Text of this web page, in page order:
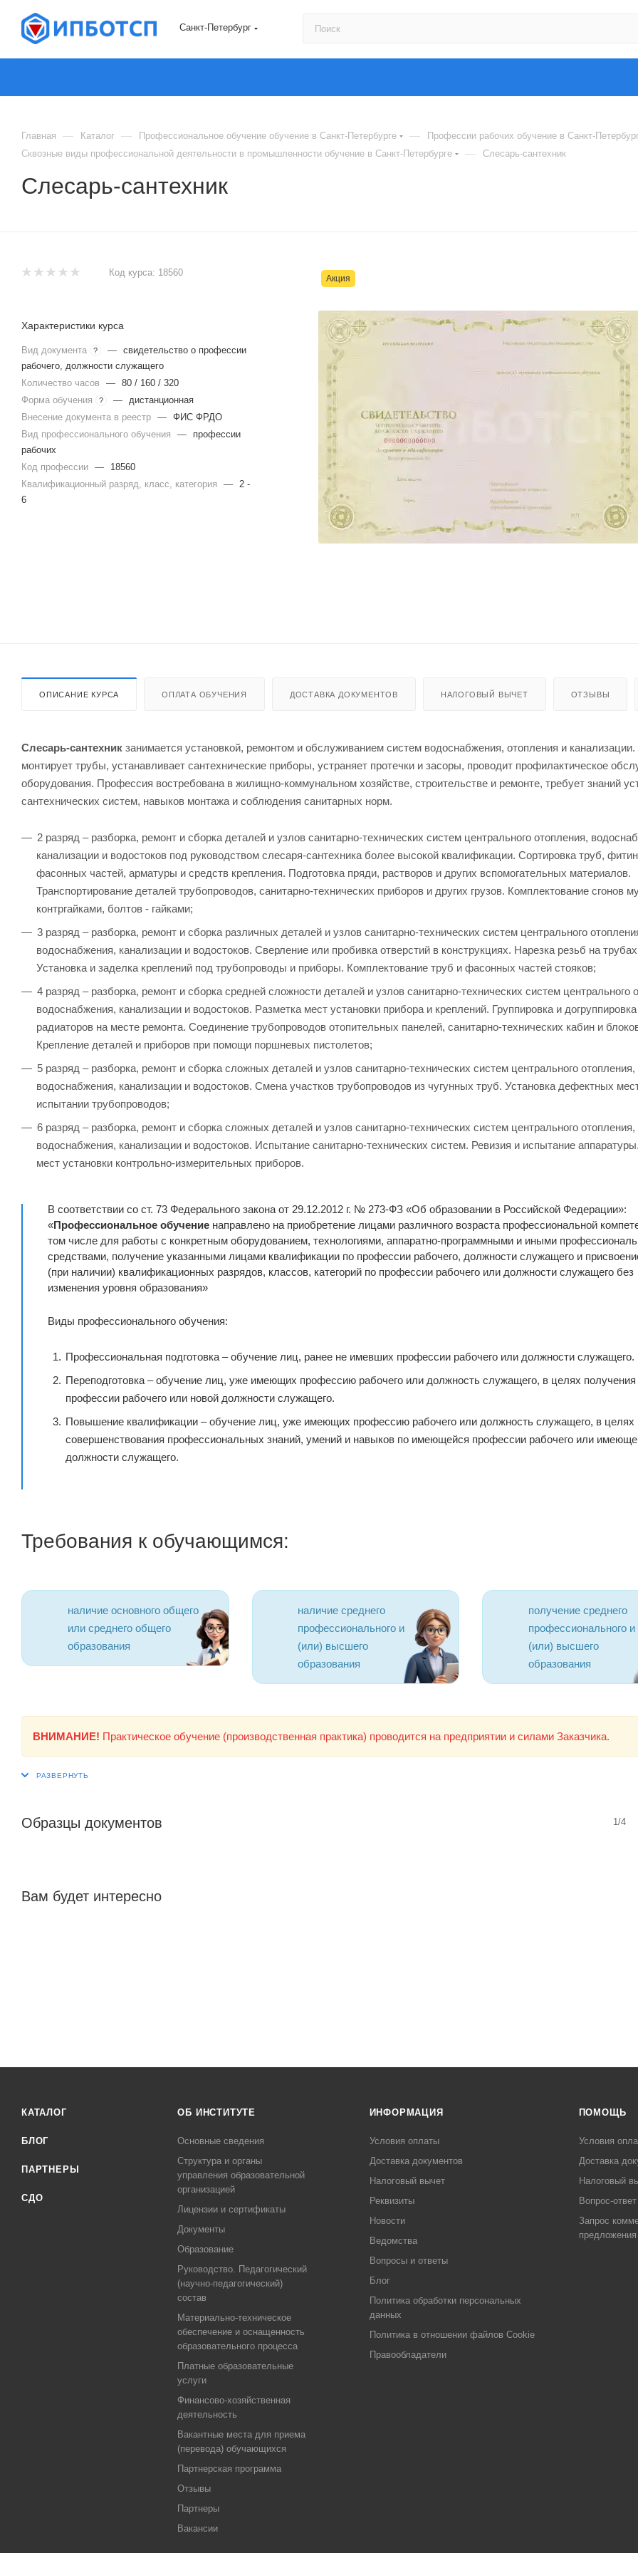
Санкт-Петербург
Главная — Каталог — Профессиональное обучение обучение в Санкт-Петербурге —
Профессии рабочих обучение в Санкт-
Сквозные виды профессиональной деятельности в промышленности обучение в Санкт-Петербурге
— Слесарь-сантехник
Слесарь-сантехник
Акция
Код курса: 18560
Характеристики курса
Вид документа ? — свидетельство о профессии
рабочего, должности служащего
Количество часов
— 80 / 160 / 320
Форма обучения
? —
дистанционная
Внесение документа в реестр — ФИС ФРДО
Вид профессионального обучения
—
профессии
рабочих
Код профессии —
18560
Квалификационный разряд, класс, категория
—
2 -
6
ОПИСАНИЕ КУРСА ОПЛАТА ОБУЧЕНИЯ ДОСТАВКА ДОКУМЕНТОВ НАЛОГОВЫЙ ВЫЧЕТ ОТЗЫВЫ
Слесарь-сантехник занимается установкой, ремонтом и обслуживанием систем водоснабжения, отопления и
монтирует трубы, устанавливает сантехнические приборы, устраняет протечки и засоры, проводит профилактическое
оборудования. Профессия востребована в жилищно-коммунальном хозяйстве, строительстве и ремонте, требует знаний
сантехнических систем, навыков монтажа и соблюдения санитарных норм.
2 разряд – разборка, ремонт и сборка деталей и узлов санитарно-технических систем центрального отопления,
канализации и водостоков под руководством слесаря-сантехника более высокой квалификации. Сортировка труб,
фасонных частей, арматуры и средств крепления. Подготовка пряди, растворов и других вспомогательных материалов.
Транспортирование деталей трубопроводов, санитарно-технических приборов и других грузов. Комплектование сгонов
контргайками, болтов - гайками;
3 разряд – разборка, ремонт и сборка различных деталей и узлов санитарно-технических систем центрального
водоснабжения, канализации и водостоков. Сверление или пробивка отверстий в конструкциях. Нарезка резьб на
Установка и заделка креплений под трубопроводы и приборы. Комплектование труб и фасонных частей стояков;
4 разряд – разборка, ремонт и сборка средней сложности деталей и узлов санитарно-технических систем центрального
водоснабжения, канализации и водостоков. Разметка мест установки прибора и креплений. Группировка и
радиаторов на месте ремонта. Соединение трубопроводов отопительных панелей, санитарно-технических кабин и
Крепление деталей и приборов при помощи поршневых пистолетов;
5 разряд – разборка, ремонт и сборка сложных деталей и узлов санитарно-технических систем центрального отопления,
водоснабжения, канализации и водостоков. Смена участков трубопроводов из чугунных труб. Установка дефектных
испытании трубопроводов;
6 разряд – разборка, ремонт и сборка сложных деталей и узлов санитарно-технических систем центрального отопления,
водоснабжения, канализации и водостоков. Испытание санитарно-технических систем. Ревизия и испытание
мест установки контрольно-измерительных приборов.
В соответствии со ст. 73 Федерального закона от 29.12.2012 г. № 273-ФЗ «Об образовании в Российской Федерации»:
«Профессиональное обучение направлено на приобретение лицами различного возраста профессиональной
том числе для работы с конкретным оборудованием, технологиями, аппаратно-программными и иными
средствами, получение указанными лицами квалификации по профессии рабочего, должности служащего и
(при наличии) квалификационных разрядов, классов, категорий по профессии рабочего или должности служащего без
изменения уровня образования»
Виды профессионального обучения:
Профессиональная подготовка – обучение лиц, ранее не имевших профессии рабочего или должности служащего.
Переподготовка – обучение лиц, уже имеющих профессию рабочего или должность служащего, в целях получения
профессии рабочего или новой должности служащего.
Повышение квалификации – обучение лиц, уже имеющих профессию рабочего или должность служащего, в целях
совершенствования профессиональных знаний, умений и навыков по имеющейся профессии рабочего или
должности служащего.
Требования к обучающимся:
наличие основного общего
или среднего общего
образования
наличие среднего
профессионального и
(или) высшего
образования
получение среднего
профессионального и
(или) высшего
образования
ВНИМАНИЕ! Практическое обучение (производственная практика) проводится на предприятии и силами Заказчика.
Образцы документов 1/4
Вам будет интересно
КАТАЛОГ
БЛОГ
ПАРТНЕРЫ
СДО
ОБ ИНСТИТУТЕ
Основные сведения
Структура и органы
управления образовательной
организацией
Лицензии и сертификаты
Документы
Образование
Руководство. Педагогический
(научно-педагогический)
состав
Материально-техническое
обеспечение и оснащенность
образовательного процесса
Платные образовательные
услуги
Финансово-хозяйственная
деятельность
Вакантные места для приема
(перевода) обучающихся
Партнерская программа
Отзывы
Партнеры
Вакансии
ИНФОРМАЦИЯ
Условия оплаты
Доставка документов
Налоговый вычет
Реквизиты
Новости
Ведомства
Вопросы и ответы
Блог
Политика обработки персональных
данных
Политика в отношении файлов Cookie
Правообладатели
ПОМОЩЬ
Условия
Доставка
Налоговый
Вопрос-ответ
Запрос
предложения